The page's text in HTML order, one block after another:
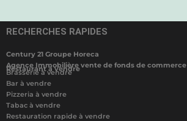
RECHERCHES RAPIDES
Century 21 Groupe Horeca
Agence Immobilière vente de fonds de commerce
Restaurant à vendre
Brasserie à vendre
Bar à vendre
Pizzeria à vendre
Tabac à vendre
Restauration rapide à vendre